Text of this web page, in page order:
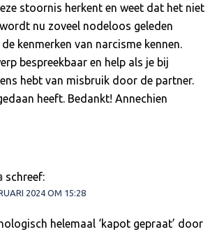
stoornis herkent en weet dat het niet
nu zoveel nodeloos geleden
kenmerken van narcisme kennen.
bespreekbaar en help als je bij
hebt van misbruik door de partner.
heeft. Bedankt! Annechien
schreef:
2024 OM 15:28
helemaal ‘kapot gepraat’ door